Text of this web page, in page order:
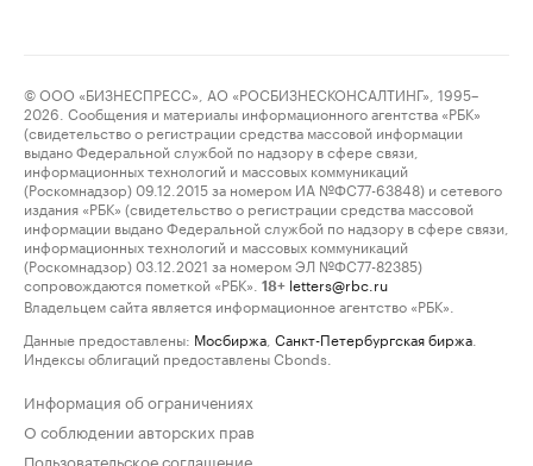
© ООО «БИЗНЕСПРЕСС», АО «РОСБИЗНЕСКОНСАЛТИНГ», 1995–
2026. Сообщения и материалы информационного агентства «РБК»
(свидетельство о регистрации средства массовой информации
выдано Федеральной службой по надзору в сфере связи,
информационных технологий и массовых коммуникаций
(Роскомнадзор) 09.12.2015 за номером ИА №ФС77-63848) и сетевого
издания «РБК» (свидетельство о регистрации средства массовой
информации выдано Федеральной службой по надзору в сфере связи,
информационных технологий и массовых коммуникаций
(Роскомнадзор) 03.12.2021 за номером ЭЛ №ФС77-82385)
сопровождаются пометкой «РБК».
18+ letters@rbc.ru
Владельцем сайта является информационное агентство «РБК».
Данные предоставлены: Мосбиржа Санкт-Петербургская биржа
Индексы облигаций предоставлены Cbonds.
Информация об ограничениях
О соблюдении авторских прав
Пользовательское соглашение